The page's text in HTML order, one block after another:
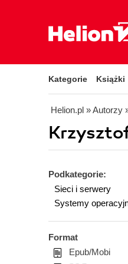
Kategorie Książki
Helion.pl » Autorzy
Podkategorie:
Sieci i serwery
Systemy
Format
Epub/Mobi